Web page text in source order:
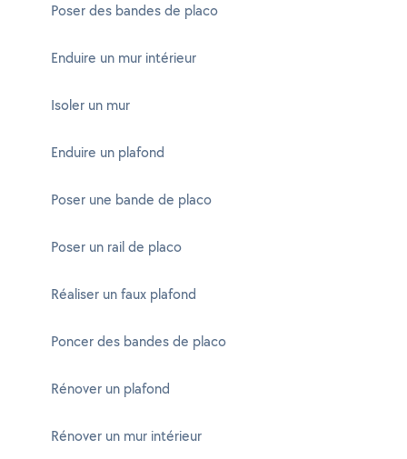
Poser des bandes de placo
Enduire un mur intérieur
Isoler un mur
Enduire un plafond
Poser une bande de placo
Poser un rail de placo
Réaliser un faux plafond
Poncer des bandes de placo
Rénover un plafond
Rénover un mur intérieur